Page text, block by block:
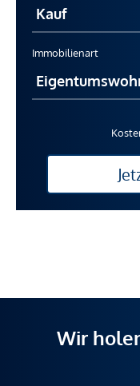
Immobilienart
Wir